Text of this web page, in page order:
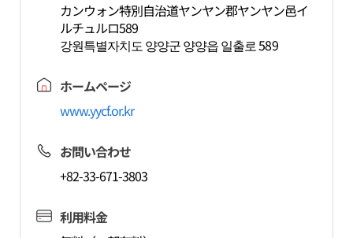
カンウォン特別自治道ヤンヤン郡ヤンヤン邑イ
ルチュルロ589
강원특별자치도 양양군 양양읍 일출로 589
ホームページ
www.yycf.or.kr
お問い合わせ
+82-33-671-3803
利用料金